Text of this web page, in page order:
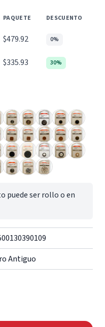
PAQUETE DESCUENTO
$479.92 0%
$335.93 30%
puede ser rollo o en
Antiguo